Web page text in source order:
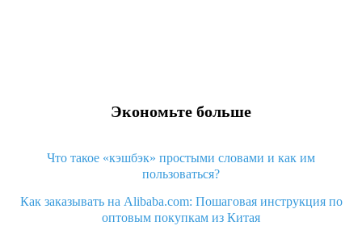
Экономьте больше
Что такое «кэшбэк» простыми словами и как им
пользоваться?
Как заказывать на Alibaba.com: Пошаговая инструкция по
оптовым покупкам из Китая